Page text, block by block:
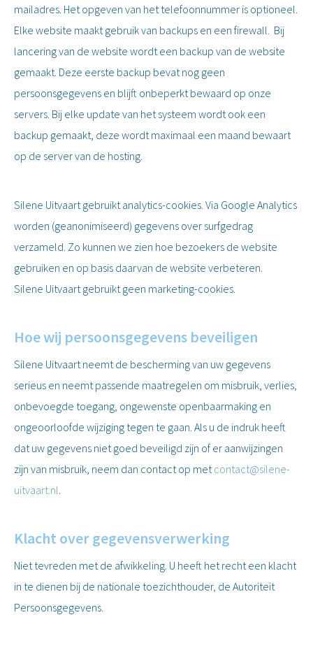
mailadres. Het opgeven van het telefoonnummer is optioneel.
Elke website maakt gebruik van backups en een firewall. Bij
lancering van de website wordt een backup van de website
gemaakt. Deze eerste backup bevat nog geen
persoonsgegevens en blijft onbeperkt bewaard op onze
servers. Bij elke update van het systeem wordt ook een
backup gemaakt, deze wordt maximaal een maand bewaart
op de server van de hosting.
Silene Uitvaart gebruikt analytics-cookies. Via Google Analytics
worden (geanonimiseerd) gegevens over surfgedrag
verzameld. Zo kunnen we zien hoe bezoekers de website
gebruiken en op basis daarvan de website verbeteren.
Silene Uitvaart gebruikt geen marketing-cookies.
Hoe wij persoonsgegevens beveiligen
Silene Uitvaart neemt de bescherming van uw gegevens
serieus en neemt passende maatregelen om misbruik, verlies,
onbevoegde toegang, ongewenste openbaarmaking en
ongeoorloofde wijziging tegen te gaan. Als u de indruk heeft
dat uw gegevens niet goed beveiligd zijn of er aanwijzingen
zijn van misbruik, neem dan contact op metcontact@silene-
uitvaart.nl.
Klacht over gegevensverwerking
Niet tevreden met de afwikkeling. U heeft het recht een klacht
in te dienen bij de nationale toezichthouder, de Autoriteit
Persoonsgegevens.